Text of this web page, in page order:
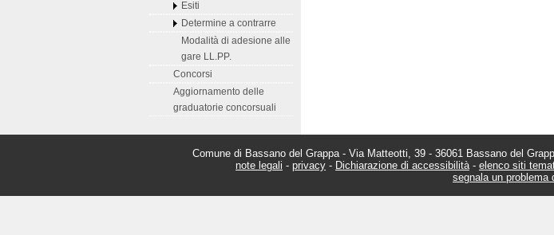
Esiti
Determine a contrarre
Modalità di adesione alle
gare LL.PP.
Concorsi
Aggiornamento delle
graduatorie concorsuali
Comune di Bassano del Grappa - Via Matteotti, 39 - 36061 Bassano del
note legali - privacy - Dichiarazione di accessibilità- elenco siti
segnala un problema